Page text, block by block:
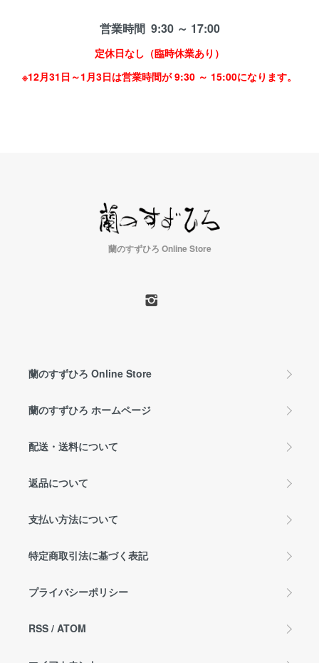
営業時間 9:30 ～ 17:00
定休日なし（臨時休業あり）
※12月31日～1月3日は営業時間が 9:30 ～ 15:00になります。
蘭のすずひろ Online Store
蘭のすずひろ Online Store
蘭のすずひろ ホームページ
配送・送料について
返品について
支払い方法について
特定商取引法に基づく表記
プライバシーポリシー
RSS / ATOM